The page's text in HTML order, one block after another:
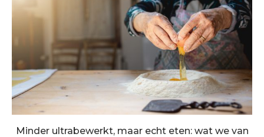
Minder ultrabewerkt, maar echt eten: wat we van